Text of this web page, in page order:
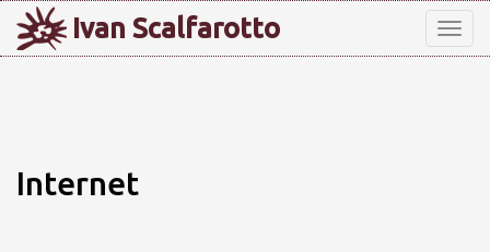
Ivan Scalfarotto
Internet